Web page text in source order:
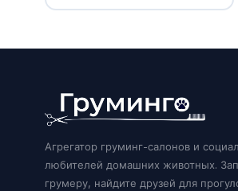
Агрегатор груминг-салонов и
любителей домашних животных.
грумеру, найдите друзей для